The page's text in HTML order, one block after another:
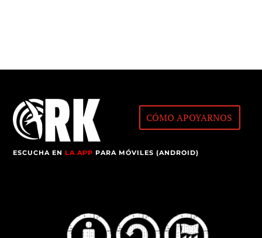
CÓMO APOYARNOS
ESCUCHA ENLA APP PARA MÓVILES (ANDROID)